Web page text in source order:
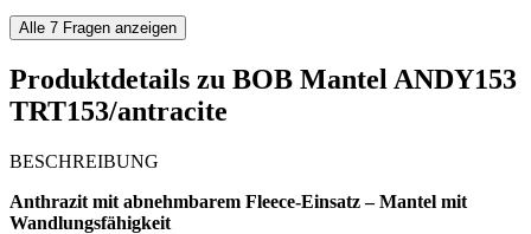
Alle 7 Fragen anzeigen
Produktdetails zu BOB Mantel ANDY153
TRT153/antracite
BESCHREIBUNG
Anthrazit mit abnehmbarem Fleece-Einsatz – Mantel mit
Wandlungsfähigkeit